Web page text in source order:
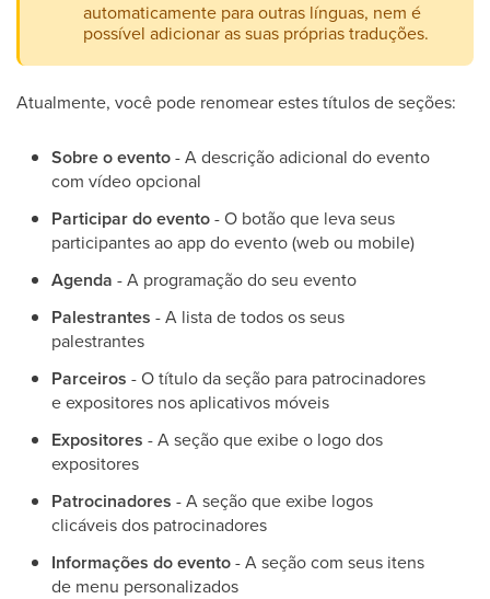
automaticamente para outras línguas, nem é
possível adicionar as suas próprias traduções.
Atualmente, você pode renomear estes títulos de seções:
Sobre o evento- A descrição adicional do evento
com vídeo opcional
Participar do evento- O botão que leva seus
participantes ao app do evento (web ou mobile)
Agenda - A programação do seu evento
Palestrantes - A lista de todos os seus
palestrantes
Parceiros - O título da seção para patrocinadores
e expositores nos aplicativos móveis
Expositores - A seção que exibe o logo dos
expositores
Patrocinadores - A seção que exibe logos
clicáveis dos patrocinadores
Informações do evento- A seção com seus itens
de menu personalizados